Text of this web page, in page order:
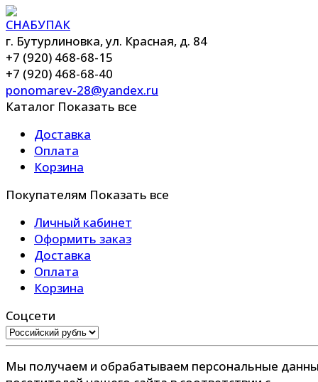
г. Бутурлиновка, ул. Красная, д. 84
+7 (920) 468-68-15
+7 (920) 468-68-40
ponomarev-28@yandex.ru
Каталог Показать все
Доставка
Оплата
Корзина
Покупателям Показать все
Личный кабинет
Оформить заказ
Доставка
Оплата
Корзина
Соцсети
Мы получаем и обрабатываем персональные